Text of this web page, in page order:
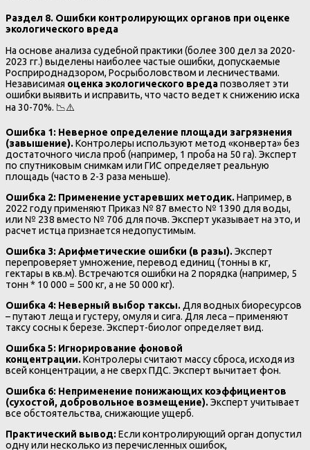
Раздел 8. Ошибки контролирующих органов при оценке
экологического вреда
На основе анализа судебной практики (более 300 дел за 2020-
2023 гг.) выделены наиболее частые ошибки, допускаемые
Росприроднадзором, Росрыболовством и лесничествами.
Независимая оценка экологического вредапозволяет эти
ошибки выявить и исправить, что часто ведет к снижению иска
на 30-70%. 📉⚠️
Ошибка 1: Неверное определение площади загрязнения
(завышение).Контролеры используют метод «конверта» без
достаточного числа проб (например, 1 проба на 50 га). Эксперт
по спутниковым снимкам или ГИС определяет реальную
площадь (часто в 2-3 раза меньше).
Ошибка 2: Применение устаревших методик.Например, в
2022 году применяют Приказ № 87 вместо № 1390 для воды,
или № 238 вместо № 706 для почв. Эксперт указывает на это, и
расчет истца признается недопустимым.
Ошибка 3: Арифметические ошибки (в разы).Эксперт
перепроверяет умножение, перевод единиц (тонны в кг,
гектары в кв.м). Встречаются ошибки на 2 порядка (например, 5
тонн * 10 000 = 500 кг, а не 50 000 кг).
Ошибка 4: Неверный выбор таксы. Для водных биоресурсов
– путают леща и густеру, омуля и сига. Для леса – применяют
таксу сосны к березе. Эксперт-биолог определяет вид.
Ошибка 5: Игнорирование фоновой
концентрации.Контролеры считают массу сброса, исходя из
всей концентрации, а не сверх ПДС. Эксперт вычитает фон.
Ошибка 6: Неприменение понижающих коэффициентов
(сухостой, добровольное возмещение).Эксперт учитывает
все обстоятельства, снижающие ущерб.
Практический вывод:Если контролирующий орган допустил
одну или несколько из перечисленных ошибок,